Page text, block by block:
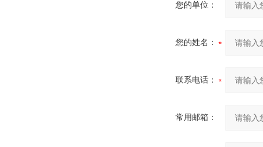
您的单位：
您的姓名：
联系电话：
常用邮箱：